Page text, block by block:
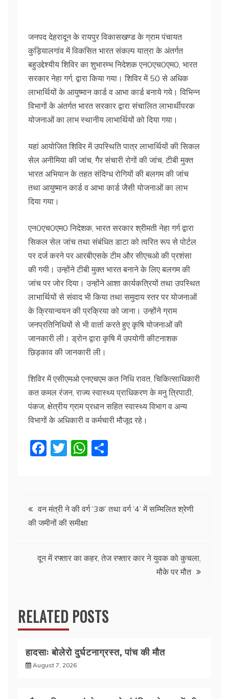
जनपद देहरादून के रायपुर विकासखण्ड के ग्राम पंचायत
कुड़ियालगांव में विकसित भारत संकल्प यात्रा के अंतर्गत
बहुउद्देश्यीय शिविर का शुभारम्भ निदेशक एन0एच0एम0, भारत
सरकार नेहा गर्ग, द्वारा किया गया। शिविर में 50 से अधिक
लाभार्थियों के आयुष्मान कार्ड व आभा कार्ड बनाये गये। विभिन्न
विभागों के अंतर्गत भारत सरकार द्वारा संचालित लाभार्थीपरक
योजनाओं का लाभ स्थानीय लाभार्थियों को दिया गया।
यहां आयोजित शिविर में उपस्थिति पात्र लाभार्थियों की सिकल
सेल अनीमिया की जांच, गैर संचारी रोगों की जांच, टीबी मुक्त
भारत अभियान के तहत संदिग्ध रोगियों की बलगम की जांच
तथा आयुष्मान कार्ड व आभा कार्ड जैसी योजनाओं का लाभ
दिया गया।
एन0एच0एम0 निदेशक, भारत सरकार श्रीमती नेहा गर्ग द्वारा
सिकल सेल जांच तथा संबंधित डाटा को त्वरित रूप से पोर्टल
पर दर्ज करने पर आरबीएसके टीम और सीएचओ की प्रशंसा
की गयी। उन्होंने टीबी मुक्त भारत बनाने के लिए बलगम की
जांच पर जोर दिया। उन्होंने आशा कार्यकत्रियों तथा उपस्थित
लाभार्थियों से संवाद भी किया तथा समुदाय स्तर पर योजनाओं
के क्रियान्वयन की प्रक्रिया को जाना। उन्होंने ग्राम
जनप्रतिनिधियों से भी वार्ता करते हुए कृषि योजनाओं की
जानकारी ली। ड्रोन द्वारा कृषि में उपयोगी कीटनाशक
छिड़काव की जानकारी ली।
शिविर में एसीएमओ एनएचएम कत निधि रावत, चिकित्साधिकारी
कत कमल रंजन, राज्य स्वास्थ्य प्राधिकरण के मनु त्रिपाठी,
पंकज, क्षेत्रीय ग्राम प्रधान सहित स्वास्थ्य विभाग व अन्य
विभागों के अधिकारी व कर्मचारी मौजूद रहे।
F
b
o
k
T
W
A
Post
navigation
वन मंत्री ने की वर्ग ’3क’ तथा वर्ग ’4’ में सम्मिलित श्रेणी
की जमीनों की समीक्षा
दून में रफ्तार का कहर, तेज रफ्तार कार ने युवक को कुचला,
मौके पर मौत
RELATED POSTS
हादसाः बोलेरो दुर्घटनाग्रस्त, पांच की मौत
August 7, 2026